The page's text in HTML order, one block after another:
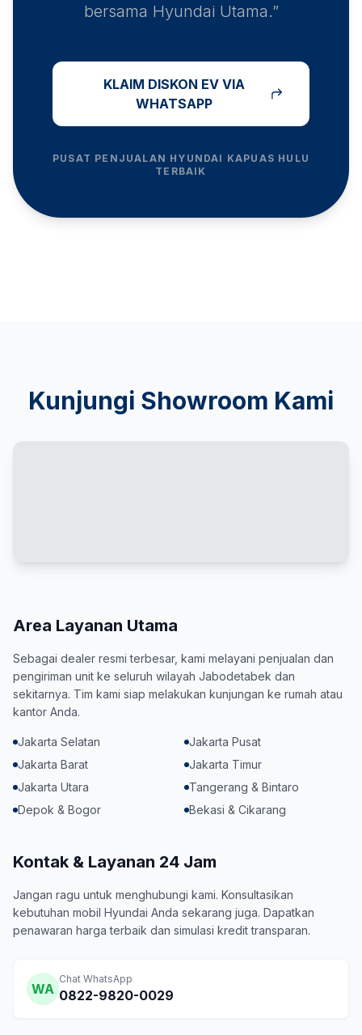
bersama Hyundai Utama.”
KLAIM DISKON EV VIA
WHATSAPP
PUSAT PENJUALAN HYUNDAI KAPUAS HULU
TERBAIK
Kunjungi Showroom Kami
Area Layanan Utama
Sebagai dealer resmi terbesar, kami melayani penjualan dan
pengiriman unit ke seluruh wilayah Jabodetabek dan
sekitarnya. Tim kami siap melakukan kunjungan ke rumah atau
kantor Anda.
Jakarta Selatan
Jakarta Pusat
Jakarta Barat
Jakarta Timur
Jakarta Utara
Tangerang & Bintaro
Depok & Bogor
Bekasi & Cikarang
Kontak & Layanan 24 Jam
Jangan ragu untuk menghubungi kami. Konsultasikan
kebutuhan mobil Hyundai Anda sekarang juga. Dapatkan
penawaran harga terbaik dan simulasi kredit transparan.
WA
Chat WhatsApp
0822-9820-0029